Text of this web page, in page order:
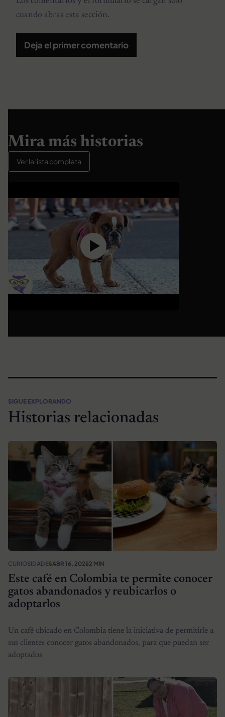
cuando abras esta sección.
Deja el primer comentario
Mira más historias
Ver la lista completa
SIGUE EXPLORANDO
Historias relacionadas
CURIOSIDADESABR 16, 20252 MIN
Este café en Colombia te permite conocer
gatos abandonados y reubicarlos o
adoptarlos
Un café ubicado en Colombia tiene la iniciativa de permitirle a
sus clientes conocer gatos abandonados, para que puedan ser
adoptados